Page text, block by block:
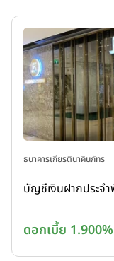
ธนาคารเกียรตินาคินภัทร
บัญชีเงินฝากประจ
ดอกเบี้ย 1.900%